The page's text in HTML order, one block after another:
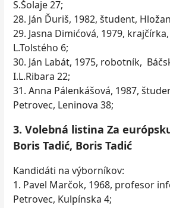
S.Šolaje 27;
28. Ján Ďuriš, 1982, študent,
29. Jasna Dimićová, 1979,
L.Tolstého 6;
30. Ján Labát, 1975, robotník,
I.L.Ribara 22;
31. Anna Pálenkášová, 1987,
Petrovec, Leninova 38;
3. Volebná listina Za
Boris Tadić, Boris Tadić
Kandidáti na výborníkov:
1. Pavel Marčok, 1968, profesor
Petrovec, Kulpínska 4;